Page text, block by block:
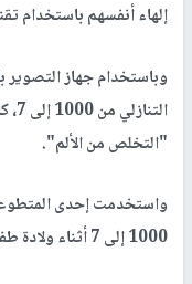
إلهاء أنفسهم باستخدام
وباستخدام جهاز التصوير
"التخلص من الألم".
واستخدمت إحدى
1000 إلى 7 أثناء ولادة طفل، ووجدت أنها تحدث فرقا ملحوظا.